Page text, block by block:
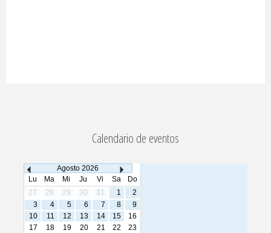
Calendario de eventos
Agosto 2026
Lu
Ma Mi Ju Vi Sa
Do
27
28 29 30 31 1
2
3
4 5 6 7 8
9
10
11 12 13 14 15
16
17
18 19 20 21 22
23